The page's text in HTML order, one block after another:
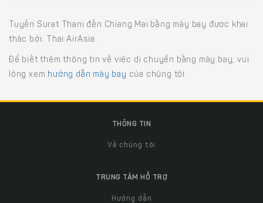
Tuyến Surat Thani đến Chiang Mai bằng máy bay được khai
thác bởi: Thai AirAsia.
Để biết thêm thông tin về việc di chuyển bằng máy bay, vui
lòng xem hướng dẫn máy bay của chúng tôi.
THÔNG TIN
Về chúng tôi
TRUNG TÂM HỖ TRỢ
Hướng dẫn